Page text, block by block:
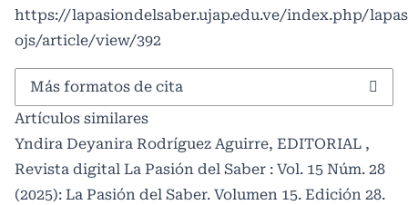
https://lapasiondelsaber.ujap.edu.ve/index.php/
ojs/article/view/392
Más formatos de cita
Artículos similares
Yndira Deyanira Rodríguez Aguirre, EDITORIAL ,
Revista digital La Pasión del Saber : Vol. 15 Núm. 28
(2025): La Pasión del Saber. Volumen 15. Edición 28.